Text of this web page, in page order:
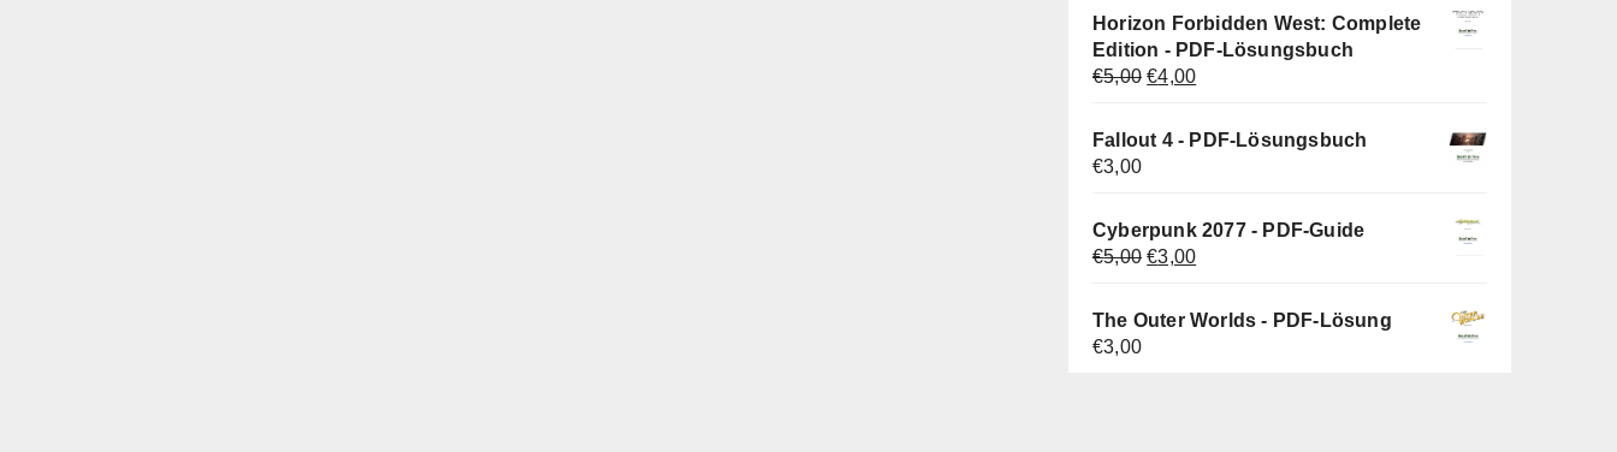
war:
€5,00
ist:
€3,00.
Horizon Forbidden West: Complete
Edition - PDF-Lösungsbuch
€5,00 Ursprünglicher
war:
€4,00Aktueller
ist:
Fallout 4 - PDF-Lösungsbuch
€3,00
Cyberpunk 2077 - PDF-Guide
€5,00 Ursprünglicher
€3,00Aktueller
ist:
The Outer Worlds - PDF-Lösung
€3,00